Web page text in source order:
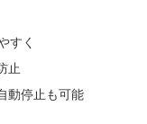
すく
止
動停止も可能